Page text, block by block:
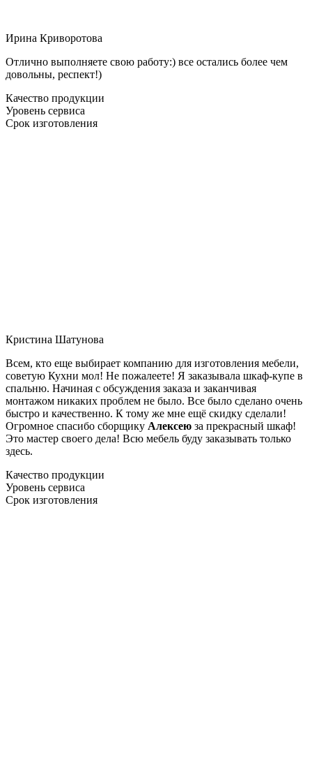
Ирина Криворотова
Отлично выполняете свою работу:) все остались более чем
довольны, респект!)
Качество продукции
Уровень сервиса
Срок изготовления
Кристина Шатунова
Всем, кто еще выбирает компанию для изготовления мебели,
советую Кухни мол! Не пожалеете! Я заказывала шкаф-купе в
спальню. Начиная с обсуждения заказа и заканчивая
монтажом никаких проблем не было. Все было сделано очень
быстро и качественно. К тому же мне ещё скидку сделали!
Огромное спасибо сборщику Алексею за прекрасный шкаф!
Это мастер своего дела! Всю мебель буду заказывать только
здесь.
Качество продукции
Уровень сервиса
Срок изготовления